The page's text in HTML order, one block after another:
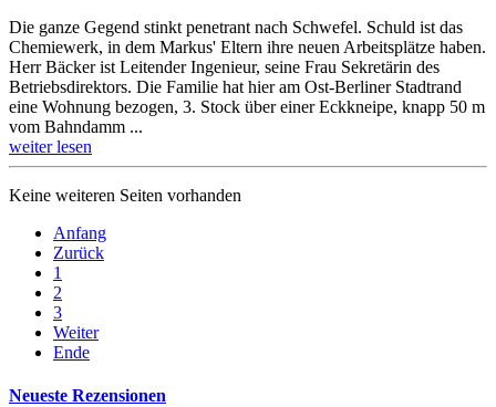
Die ganze Gegend stinkt penetrant nach Schwefel. Schuld ist das
Chemiewerk, in dem Markus' Eltern ihre neuen Arbeitsplätze haben.
Herr Bäcker ist Lei­ten­der Ingenieur, seine Frau Sekretärin des
Betriebsdirek­tors. Die Familie hat hier am Ost-Berliner Stadtrand
eine Wohnung bezogen, 3. Stock über einer Eck­knei­pe, knapp 50 m
vom Bahndamm ...
weiter lesen
Keine weiteren Seiten vorhanden
Anfang
Zurück
1
2
3
Weiter
Ende
Neueste Rezensionen